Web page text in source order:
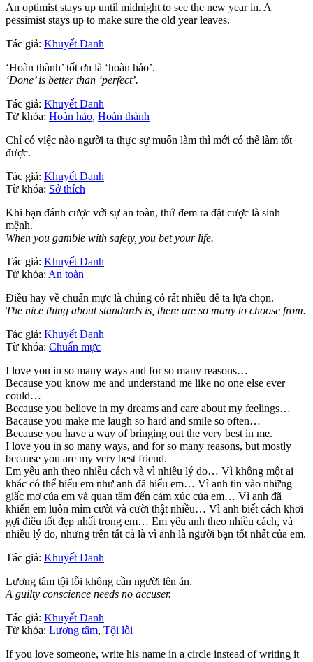
An optimist stays up until midnight to see the new year in. A
pessimist stays up to make sure the old year leaves.
Tác giả: Khuyết Danh
‘Hoàn thành’ tốt ơn là ‘hoàn hảo’.
‘Done’ is better than ‘perfect’.
Tác giả: Khuyết Danh
Từ khóa: Hoàn hảo, Hoàn thành
Chỉ có việc nào người ta thực sự muốn làm thì mới có thể làm tốt
được.
Tác giả: Khuyết Danh
Từ khóa: Sở thích
Khi bạn đánh cược với sự an toàn, thứ đem ra đặt cược là sinh
mệnh.
When you gamble with safety, you bet your life.
Tác giả: Khuyết Danh
Từ khóa: An toàn
Điều hay về chuẩn mực là chúng có rất nhiều để ta lựa chọn.
The nice thing about standards is, there are so many to choose from.
Tác giả: Khuyết Danh
Từ khóa: Chuẩn mực
I love you in so many ways and for so many reasons…
Because you know me and understand me like no one else ever
could…
Because you believe in my dreams and care about my feelings…
Bacause you make me laugh so hard and smile so often…
Because you have a way of bringing out the very best in me.
I love you in so many ways, and for so many reasons, but mostly
because you are my very best friend.
Em yêu anh theo nhiều cách và vì nhiều lý do… Vì không một ai
khác có thể hiểu em như anh đã hiểu em… Vì anh tin vào những
giấc mơ của em và quan tâm đến cảm xúc của em… Vì anh đã
khiến em luôn mỉm cười và cười thật nhiều… Vì anh biết cách khơi
gợi điều tốt đẹp nhất trong em… Em yêu anh theo nhiều cách, và
nhiều lý do, nhưng trên tất cả là vì anh là người bạn tốt nhất của em.
Tác giả: Khuyết Danh
Lương tâm tội lỗi không cần người lên án.
A guilty conscience needs no accuser.
Tác giả: Khuyết Danh
Từ khóa: Lương tâm, Tội lỗi
If you love someone, write his name in a circle instead of writing it